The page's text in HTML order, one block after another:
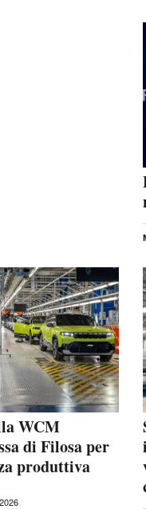
WCM
di Filosa per
produttiva